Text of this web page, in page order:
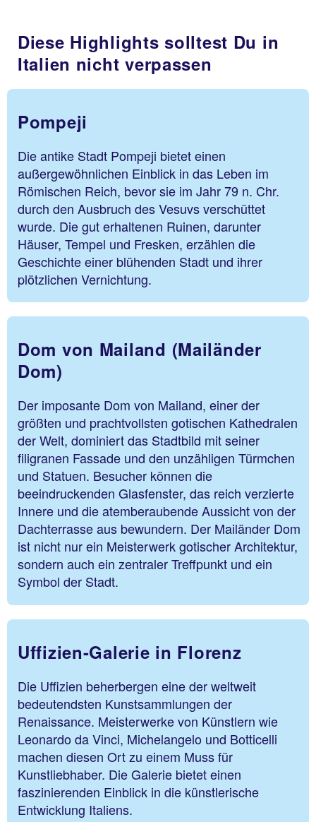
Diese Highlights solltest Du in
Italien nicht verpassen
Pompeji
Die antike Stadt Pompeji bietet einen
außergewöhnlichen Einblick in das Leben im
Römischen Reich, bevor sie im Jahr 79 n. Chr.
durch den Ausbruch des Vesuvs verschüttet
wurde. Die gut erhaltenen Ruinen, darunter
Häuser, Tempel und Fresken, erzählen die
Geschichte einer blühenden Stadt und ihrer
plötzlichen Vernichtung.
Dom von Mailand (Mailänder
Dom)
Der imposante Dom von Mailand, einer der
größten und prachtvollsten gotischen Kathedralen
der Welt, dominiert das Stadtbild mit seiner
filigranen Fassade und den unzähligen Türmchen
und Statuen. Besucher können die
beeindruckenden Glasfenster, das reich verzierte
Innere und die atemberaubende Aussicht von der
Dachterrasse aus bewundern. Der Mailänder Dom
ist nicht nur ein Meisterwerk gotischer Architektur,
sondern auch ein zentraler Treffpunkt und ein
Symbol der Stadt.
Uffizien-Galerie in Florenz
Die Uffizien beherbergen eine der weltweit
bedeutendsten Kunstsammlungen der
Renaissance. Meisterwerke von Künstlern wie
Leonardo da Vinci, Michelangelo und Botticelli
machen diesen Ort zu einem Muss für
Kunstliebhaber. Die Galerie bietet einen
faszinierenden Einblick in die künstlerische
Entwicklung Italiens.